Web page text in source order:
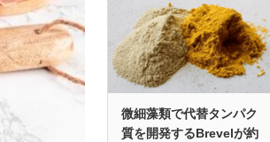
微細藻類で代替タンパク
質を開発するBrevelが約